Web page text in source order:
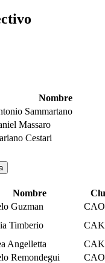
Nombre
Sammartano
Massaro
Cestari
Nombre
Guzman
Timberio
CAK
Angelletta
CAK
Remondegui